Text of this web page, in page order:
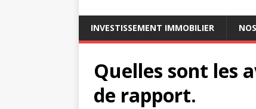
INVESTISSEMENT IMMOBILIER
Quelles sont les
de rapport.